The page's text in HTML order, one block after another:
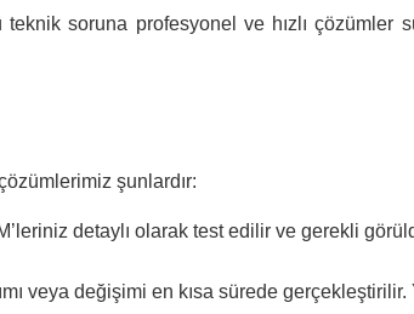
soruna profesyonel ve hızlı çözümler
şunlardır:
detaylı olarak test edilir ve gerekli
veya değişimi en kısa sürede